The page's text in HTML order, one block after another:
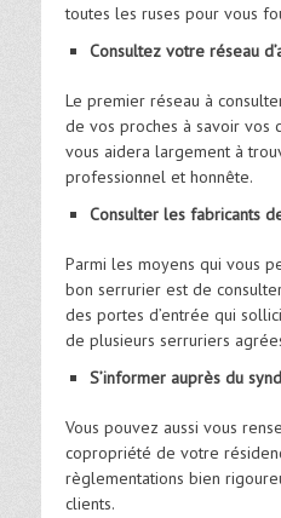
toutes les ruses pour vous
Consultez votre réseau
Le premier réseau à
de vos proches à savoir vos
vous aidera largement à
professionnel et honnête.
Consulter les fabricants
Parmi les moyens qui vous
bon serrurier est de
des portes d’entrée qui
de plusieurs serruriers
S’informer auprès du
Vous pouvez aussi vous
copropriété de votre
règlementations bien
clients.